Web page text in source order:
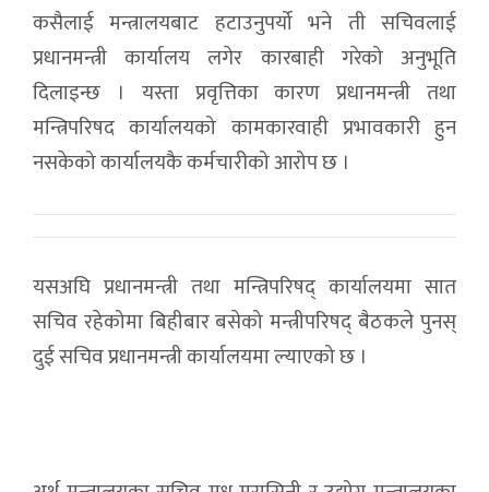
कसैलाई मन्त्रालयबाट हटाउनुपर्यो भने ती सचिवलाई
प्रधानमन्त्री कार्यालय लगेर कारबाही गरेको अनुभूति
दिलाइन्छ । यस्ता प्रवृत्तिका कारण प्रधानमन्त्री तथा
मन्त्रिपरिषद कार्यालयको कामकारवाही प्रभावकारी हुन
नसकेको कार्यालयकै कर्मचारीको आरोप छ ।
यसअघि प्रधानमन्त्री तथा मन्त्रिपरिषद् कार्यालयमा सात
सचिव रहेकोमा बिहीबार बसेको मन्त्रीपरिषद् बैठकले पुनस्
दुई सचिव प्रधानमन्त्री कार्यालयमा ल्याएको छ ।